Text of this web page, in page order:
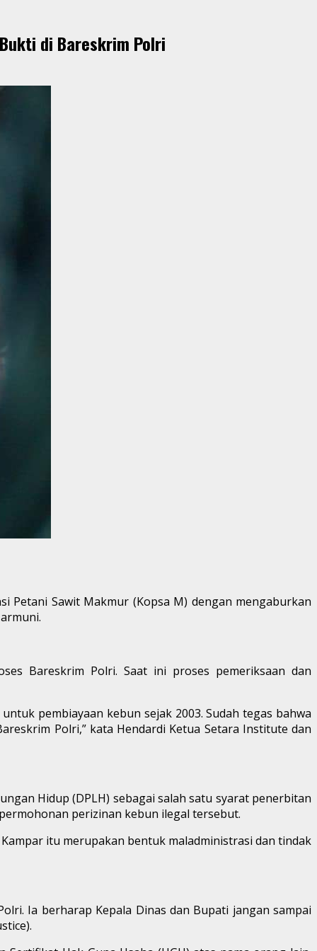
di Bareskrim Polri
Petani Sawit Makmur (Kopsa M) dengan mengaburkan
Bareskrim Polri. Saat ini proses pemeriksaan dan
pembiayaan kebun sejak 2003. Sudah tegas bahwa
Polri,” kata Hendardi Ketua Setara Institute dan
Hidup (DPLH) sebagai salah satu syarat penerbitan
perizinan kebun ilegal tersebut.
itu merupakan bentuk maladministrasi dan tindak
Ia berharap Kepala Dinas dan Bupati jangan sampai